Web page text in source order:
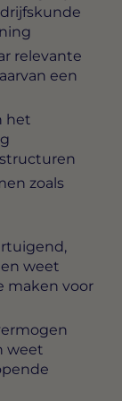
relevante
een
het
zoals
weet
maken voor
weet